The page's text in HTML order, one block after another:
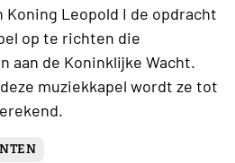
Leopold I de opdracht
op te richten die
aan de Koninklijke Wacht.
muziekkapel wordt ze tot